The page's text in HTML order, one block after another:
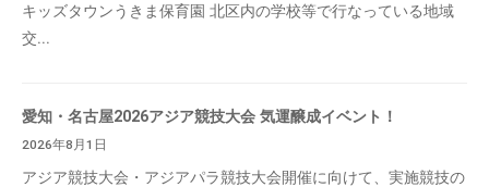
キッズタウンうきま保育園 北区内の学校等で行なっている地域
交...
愛知・名古屋2026アジア競技大会 気運醸成イベント！
2026年8月1日
アジア競技大会・アジアパラ競技大会開催に向けて、実施競技の